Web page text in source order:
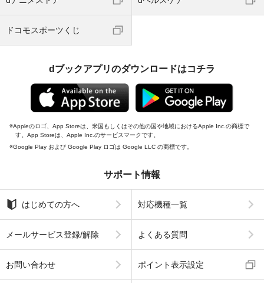
ドコモスポーツくじ
dブックアプリのダウンロードはコチラ
Appleのロゴ、App Storeは、米国もしくはその他の国や地域におけるApple Inc.の商標で
す。App Storeは、Apple Inc.のサービスマークです。
Google Play および Google Play ロゴは Google LLC の商標です。
サポート情報
はじめての方へ 対応機種一覧
メールサービス登録/解除 よくある質問
お問い合わせ ポイント表示設定